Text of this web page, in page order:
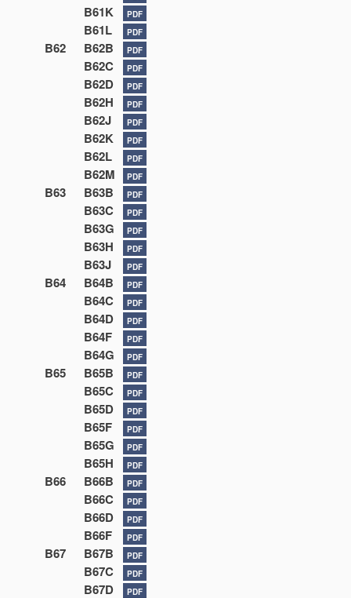
B61K PDF
B61L PDF
B62 B62B PDF
B62C PDF
B62D PDF
B62H PDF
B62J PDF
B62K PDF
B62L PDF
B62M PDF
B63 B63B PDF
B63C PDF
B63G PDF
B63H PDF
B63J PDF
B64 B64B PDF
B64C PDF
B64D PDF
B64F PDF
B64G PDF
B65 B65B PDF
B65C PDF
B65D PDF
B65F PDF
B65G PDF
B65H PDF
B66 B66B PDF
B66C PDF
B66D PDF
B66F PDF
B67 B67B PDF
B67C PDF
B67D PDF